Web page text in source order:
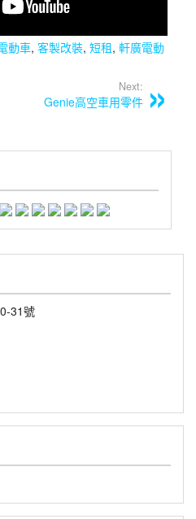
動車, 客製改裝, 短租, 軒廣電動
Next:
Genie高空車用零件
31號